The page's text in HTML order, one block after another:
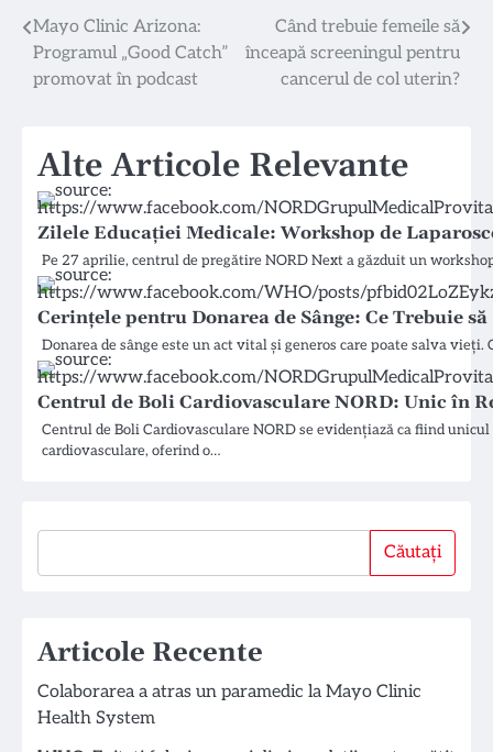
Navigare
în
Mayo Clinic Arizona:
Programul „Good Catch”
promovat în podcast
Când trebuie femeile să
înceapă screeningul pentru
cancerul de col uterin?
Alte Articole Relevante
Zilele Educației Medicale: Workshop de
Pe 27 aprilie, centrul de pregătire NORD Next a găzduit un
Cerințele pentru Donarea de Sânge: Ce Trebuie
Donarea de sânge este un act vital și generos care poate salva
Centrul de Boli Cardiovasculare NORD: Unic în
Centrul de Boli Cardiovasculare NORD se evidențiază ca fiind
cardiovasculare, oferind o…
Căutați
Articole Recente
Colaborarea a atras un paramedic la Mayo Clinic
Health System